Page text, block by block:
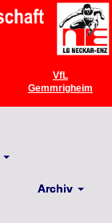
VfL
Gemmrigheim
Archiv